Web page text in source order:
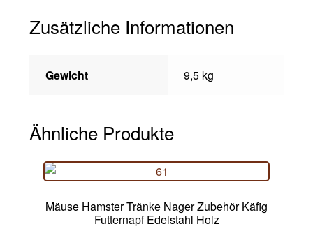
Zusätzliche Informationen
Gewicht 9,5 kg
Ähnliche Produkte
Mäuse Hamster Tränke Nager Zubehör Käfig
Futternapf Edelstahl Holz